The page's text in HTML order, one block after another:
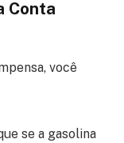
Conta
você
se a gasolina